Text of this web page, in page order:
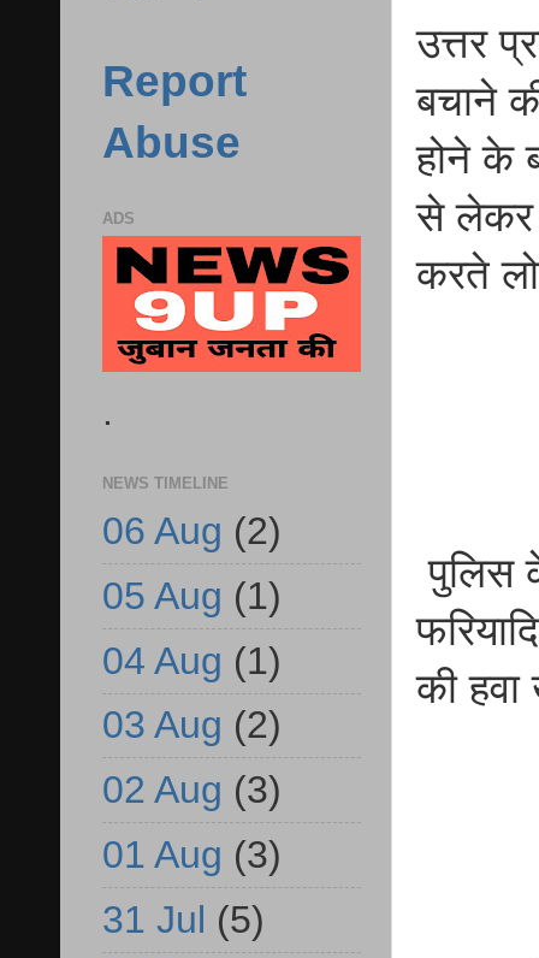
उत्तर
बचाने
होने के
से लेकर
करते
पुलिस
की
Report
Abuse
ADS
.
NEWS TIMELINE
06 Aug (2)
05 Aug (1)
04 Aug (1)
03 Aug (2)
02 Aug (3)
01 Aug (3)
31 Jul (5)